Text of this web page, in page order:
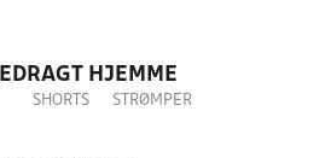
HJEMME
SHORTS STRØMPER